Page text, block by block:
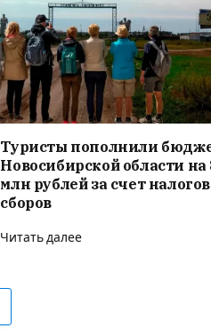
Туристы пополнили
Новосибирской области на
млн рублей за счет
сборов
Читать далее